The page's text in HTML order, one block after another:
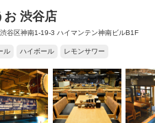
お 渋谷店
谷区神南1-19-3 ハイマンテン神南ビルB1F
ル ハイボール レモンサワー